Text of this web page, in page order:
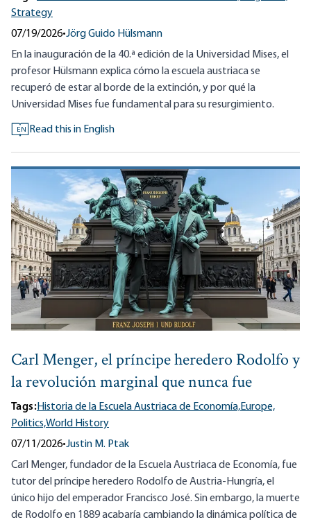
Strategy
07/19/2026•Jörg Guido Hülsmann
En la inauguración de la 40.ª edición de la Universidad Mises, el
profesor Hülsmann explica cómo la escuela austriaca se
recuperó de estar al borde de la extinción, y por qué la
Universidad Mises fue fundamental para su resurgimiento.
EN Read this in English
Carl Menger, el príncipe heredero Rodolfo y
la revolución marginal que nunca fue
Tags:Historia de la Escuela Austriaca de Economía,Europe,
Politics,World History
07/11/2026•Justin M. Ptak
Carl Menger, fundador de la Escuela Austriaca de Economía, fue
tutor del príncipe heredero Rodolfo de Austria-Hungría, el
único hijo del emperador Francisco José. Sin embargo, la muerte
de Rodolfo en 1889 acabaría cambiando la dinámica política de